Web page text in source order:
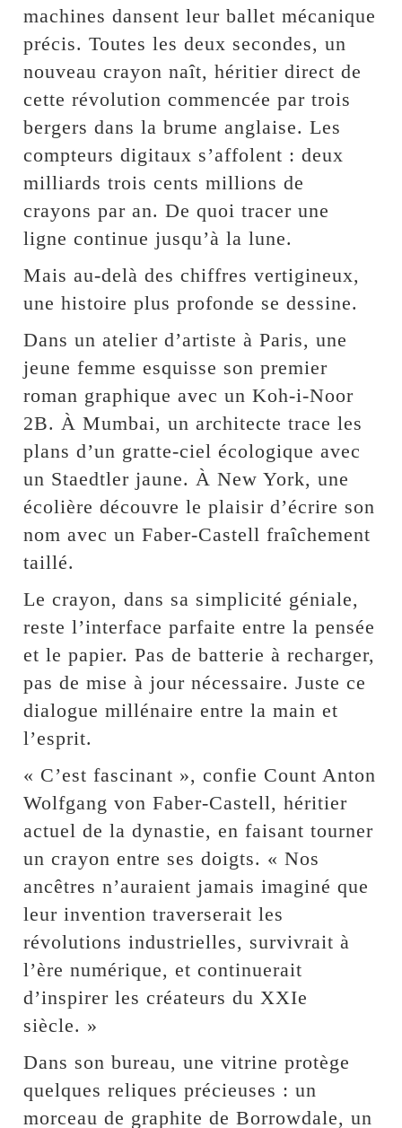
machines dansent leur ballet mécanique
précis. Toutes les deux secondes, un
nouveau crayon naît, héritier direct de
cette révolution commencée par trois
bergers dans la brume anglaise. Les
compteurs digitaux s’affolent : deux
milliards trois cents millions de
crayons par an. De quoi tracer une
ligne continue jusqu’à la lune.
Mais au-delà des chiffres vertigineux,
une histoire plus profonde se dessine.
Dans un atelier d’artiste à Paris, une
jeune femme esquisse son premier
roman graphique avec un Koh-i-Noor
2B. À Mumbai, un architecte trace les
plans d’un gratte-ciel écologique avec
un Staedtler jaune. À New York, une
écolière découvre le plaisir d’écrire son
nom avec un Faber-Castell fraîchement
taillé.
Le crayon, dans sa simplicité géniale,
reste l’interface parfaite entre la pensée
et le papier. Pas de batterie à recharger,
pas de mise à jour nécessaire. Juste ce
dialogue millénaire entre la main et
l’esprit.
« C’est fascinant », confie Count Anton
Wolfgang von Faber-Castell, héritier
actuel de la dynastie, en faisant tourner
un crayon entre ses doigts. « Nos
ancêtres n’auraient jamais imaginé que
leur invention traverserait les
révolutions industrielles, survivrait à
l’ère numérique, et continuerait
d’inspirer les créateurs du XXIe
siècle. »
Dans son bureau, une vitrine protège
quelques reliques précieuses : un
morceau de graphite de Borrowdale, un